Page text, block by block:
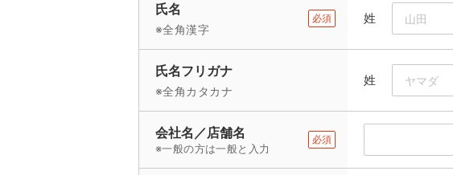
氏名
必須
※全角漢字
姓
氏名フリガナ
※全角カタカナ
姓
会社名／店舗名 必須
※一般の方は一般と入力